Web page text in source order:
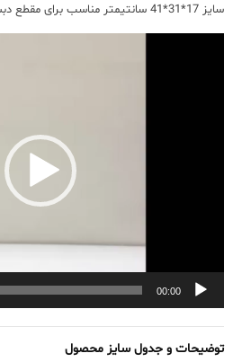
سایز 17*31*41 سانتیمتر مناسب برای مقطع دبستان
00:00
توضیحات و جدول سایز محصول